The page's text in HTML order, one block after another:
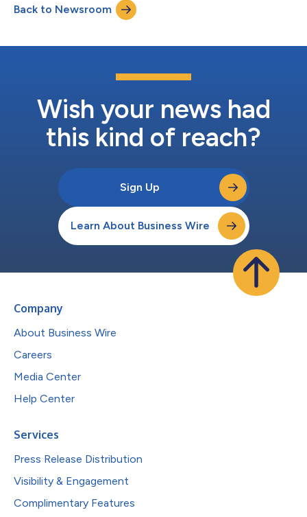
Back to Newsroom
Wish your news had
this kind of reach?
Sign Up
Learn About Business Wire
Company
About Business Wire
Careers
Media Center
Help Center
Services
Press Release Distribution
Visibility & Engagement
Complimentary Features